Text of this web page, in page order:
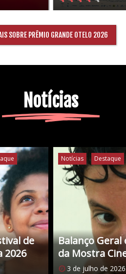
SOBRE PRÊMIO GRANDE OTELO 2026
Notícias
de
2026
Notícias Destaque
Balanço Geral
da Mostra
3 de julho de 2026